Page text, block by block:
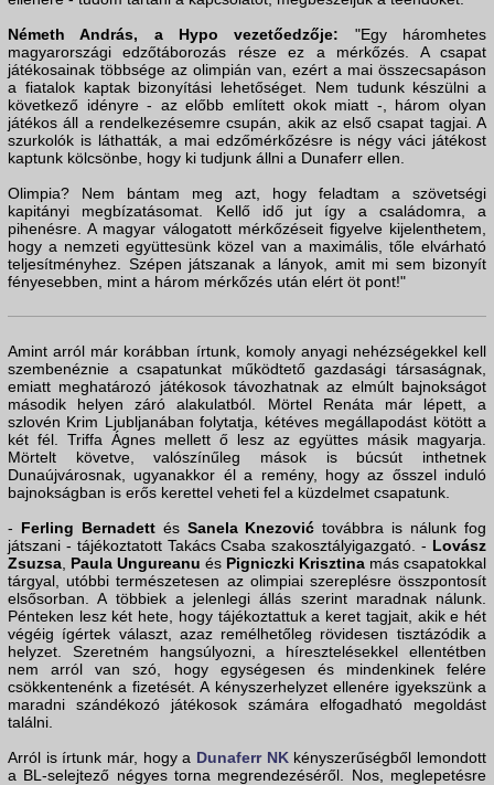
Németh András, a Hypo vezetőedzője: "Egy háromhetes
magyarországi edzőtáborozás része ez a mérkőzés. A csapat
játékosainak többsége az olimpián van, ezért a mai összecsapáson
a fiatalok kaptak bizonyítási lehetőséget. Nem tudunk készülni a
következő idényre - az előbb említett okok miatt -, három olyan
játékos áll a rendelkezésemre csupán, akik az első csapat tagjai. A
szurkolók is láthatták, a mai edzőmérkőzésre is négy váci játékost
kaptunk kölcsönbe, hogy ki tudjunk állni a Dunaferr ellen.
Olimpia? Nem bántam meg azt, hogy feladtam a szövetségi
kapitányi megbízatásomat. Kellő idő jut így a családomra, a
pihenésre. A magyar válogatott mérkőzéseit figyelve kijelenthetem,
hogy a nemzeti együttesünk közel van a maximális, tőle elvárható
teljesítményhez. Szépen játszanak a lányok, amit mi sem bizonyít
fényesebben, mint a három mérkőzés után elért öt pont!"
Amint arról már korábban írtunk, komoly anyagi nehézségekkel kell
szembenéznie a csapatunkat működtető gazdasági társaságnak,
emiatt meghatározó játékosok távozhatnak az elmúlt bajnokságot
második helyen záró alakulatból. Mörtel Renáta már lépett, a
szlovén Krim Ljubljanában folytatja, kétéves megállapodást kötött a
két fél. Triffa Ágnes mellett ő lesz az együttes másik magyarja.
Mörtelt követve, valószínűleg mások is búcsút inthetnek
Dunaújvárosnak, ugyanakkor él a remény, hogy az ősszel induló
bajnokságban is erős kerettel veheti fel a küzdelmet csapatunk.
- Ferling Bernadettés Sanela Knezović továbbra is nálunk fog
játszani - tájékoztatott Takács Csaba szakosztályigazgató. - Lovász
Zsuzsa, Paula Ungureanu és Pigniczki Krisztina más csapatokkal
tárgyal, utóbbi természetesen az olimpiai szereplésre összpontosít
elsősorban. A többiek a jelenlegi állás szerint maradnak nálunk.
Pénteken lesz két hete, hogy tájékoztattuk a keret tagjait, akik e hét
végéig ígértek választ, azaz remélhetőleg rövidesen tisztázódik a
helyzet. Szeretném hangsúlyozni, a híresztelésekkel ellentétben
nem arról van szó, hogy egységesen és mindenkinek felére
csökkentenénk a fizetését. A kényszerhelyzet ellenére igyekszünk a
maradni szándékozó játékosok számára elfogadható megoldást
találni.
Arról is írtunk már, hogy a Dunaferr NKkényszerűségből lemondott
a BL-selejtező négyes torna megrendezéséről. Nos, meglepetésre